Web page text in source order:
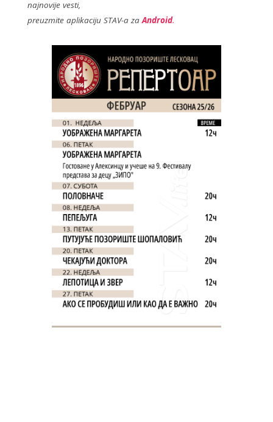
o
najnovije vesti,
preuzmite aplikaciju STAV-a zaAndroid.